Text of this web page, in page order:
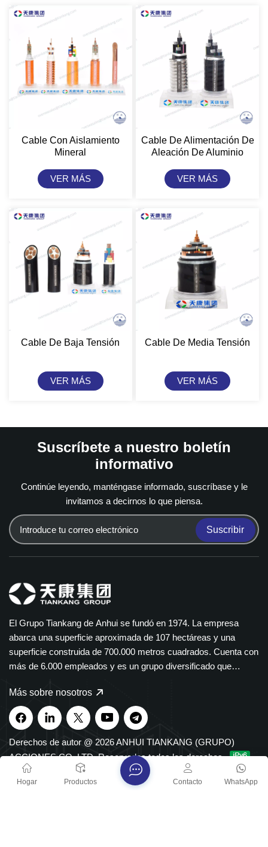
Cable Con Aislamiento
Mineral
VER MÁS
Cable De Alimentación De
Aleación De Aluminio
VER MÁS
Cable De Baja Tensión
VER MÁS
Cable De Media Tensión
VER MÁS
Suscríbete a nuestro boletín
informativo
Continúe leyendo, manténgase informado, suscríbase y le
invitamos a decirnos lo que piensa.
Suscribir
El Grupo Tiankang de Anhui se fundó en 1974. La empresa
abarca una superficie aproximada de 107 hectáreas y una
superficie construida de 700.000 metros cuadrados. Cuenta con
más de 6.000 empleados y es un grupo diversificado que
instrumentos y medidores, cables ópticos, productos médicos y
farmacéuticos, equipos eléctricos inteligentes y bandejas de
cables de polímero. Nuestros productos se utilizan ampliamente
en los sectores petroquímico, eléctrico, de transporte y de
nuevas energías. El Grupo cuenta con derechos de importación
y exportación independientes y ha sido reconocido durante
muchos años entre las 500 principales empresas
Más sobre nosotros
Derechos de autor @ 2026 ANHUI TIANKANG (GRUPO)
ACCIONES CO.,LTD. Reservados todos los derechos .
RED SOPORTADA
política de privacidad Mapa del sitio
Hogar Productos WhatsApp
Contacto